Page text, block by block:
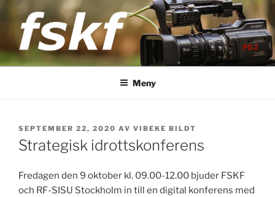
innehåll
FSKF
Föreningen Storstockholms kultur- och fritidschefer
Meny
PUBLICERAT
SEPTEMBER 22, 2020 AV VIBEKE BILDT
Strategisk idrottskonferens
Fredagen den 9 oktober kl. 09.00-12.00 bjuder FSKF
och RF-SISU Stockholm in till en digital konferens med